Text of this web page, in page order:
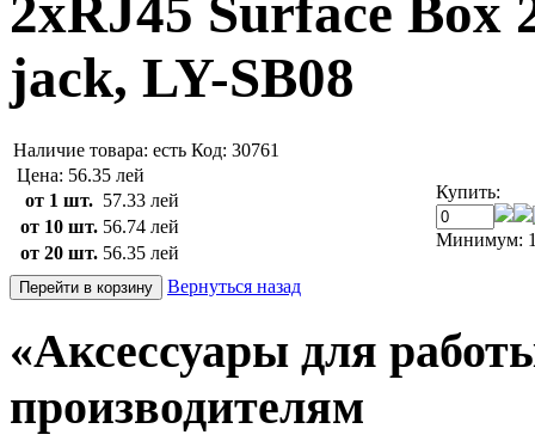
2xRJ45 Surface Box
jack, LY-SB08
Наличие товара: есть Код: 30761
Цена: 56.35 лей
от 1 шт. 57.33 лей
от 10 шт. 56.74 лей
от 20 шт. 56.35 лей
Купить:
Минимум:
Вернуться назад
«Аксессуары для
производителям